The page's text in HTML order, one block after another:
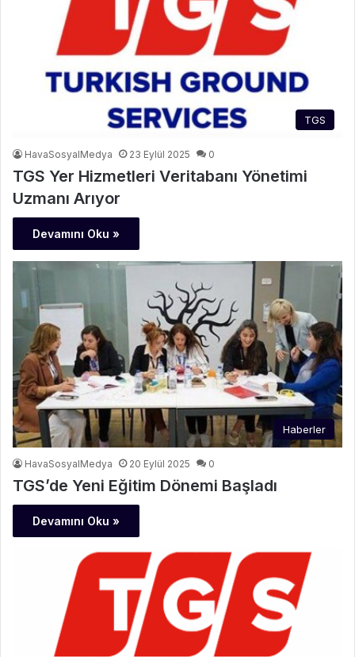
TGS
HavaSosyalMedya 23 Eylül 2025 0
TGS Yer Hizmetleri Veritabanı Yönetimi
Uzmanı Arıyor
Devamını Oku »
Haberler
HavaSosyalMedya 20 Eylül 2025 0
TGS’de Yeni Eğitim Dönemi Başladı
Devamını Oku »